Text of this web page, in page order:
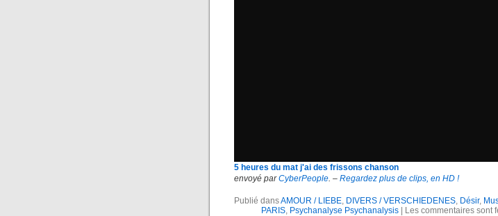
5 heures du mat j'ai des frissons chanson
envoyé parCyberPeople. – Regardez plus de clips, en HD !
Publié dansAMOUR / LIEBE, DIVERS / VERSCHIEDENES, Désir,
PARIS, Psychanalyse Psychanalysis| Les commentaires sont